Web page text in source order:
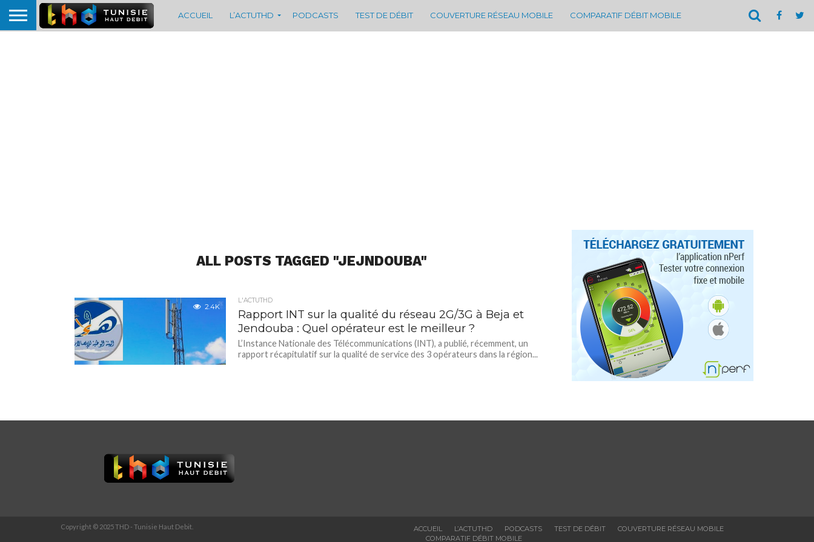
ACCUEIL L’ACTUTHD PODCASTS TEST DE DÉBIT COUVERTURE RÉSEAU MOBILE COMPARATIF DÉBIT MOBILE
ALL POSTS TAGGED "JEJNDOUBA"
2.4K
L'ACTUTHD
Rapport INT sur la qualité du réseau 2G/3G à Beja et
Jendouba : Quel opérateur est le meilleur ?
L’Instance Nationale des Télécommunications (INT), a publié, récemment, un
rapport récapitulatif sur la qualité de service des 3 opérateurs dans la région...
ACCUEIL L’ACTUTHD PODCASTS TEST DE DÉBIT
COUVERTURE RÉSEAU MOBILE
COMPARATIF DÉBIT MOBILE
Copyright © 2025 THD - Tunisie Haut Debit.